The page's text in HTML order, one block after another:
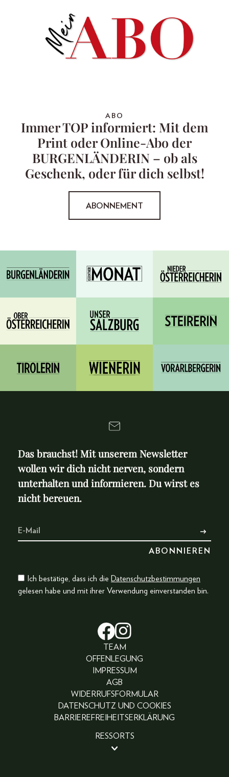
ABO
Immer TOP informiert: Mit dem
Print oder Online-Abo der
BURGENLÄNDERIN – ob als
Geschenk, oder für dich selbst!
ABONNEMENT
Das brauchst! Mit unserem Newsletter
wollen wir dich nicht nerven, sondern
unterhalten und informieren. Du wirst es
nicht bereuen.
Ich bestätige, dass ich die Datenschutzbestimmungen
gelesen habe und mit ihrer Verwendung einverstanden bin.
TEAM
OFFENLEGUNG
IMPRESSUM
AGB
WIDERRUFSFORMULAR
DATENSCHUTZ UND COOKIES
BARRIEREFREIHEITSERKLÄRUNG
RESSORTS